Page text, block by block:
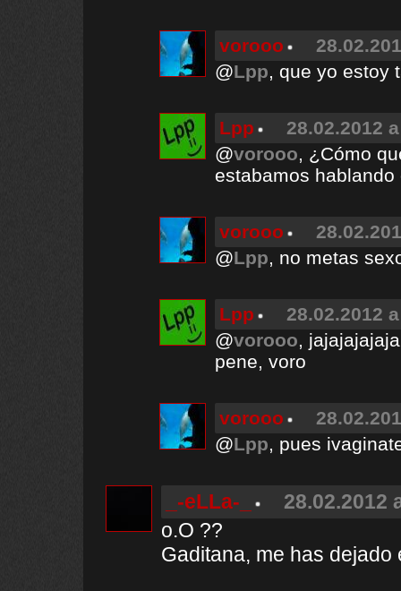
vorooo
@Lpp, que yo estoy
Lpp
28.02.2012
@vorooo, ¿Cómo
estabamos hablando
vorooo
@Lpp, no metas
Lpp
28.02.2012
@vorooo,
pene, voro
vorooo
@Lpp, pues
_-eLLa-_
28.02.2012
o.O ??
Gaditana, me has dejado